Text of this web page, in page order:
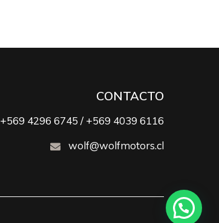
CONTACTO
+569 4296 6745 / +569 4039 6116
wolf@wolfmotors.cl